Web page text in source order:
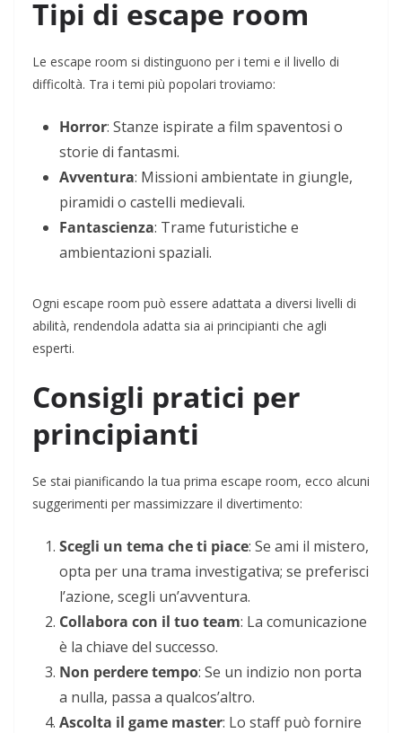
Tipi di escape room
Le escape room si distinguono per i temi e il livello di
difficoltà. Tra i temi più popolari troviamo:
Horror: Stanze ispirate a film spaventosi o
storie di fantasmi.
Avventura: Missioni ambientate in giungle,
piramidi o castelli medievali.
Fantascienza: Trame futuristiche e
ambientazioni spaziali.
Ogni escape room può essere adattata a diversi livelli di
abilità, rendendola adatta sia ai principianti che agli
esperti.
Consigli pratici per
principianti
Se stai pianificando la tua prima escape room, ecco alcuni
suggerimenti per massimizzare il divertimento:
Scegli un tema che ti piace: Se ami il mistero,
opta per una trama investigativa; se preferisci
l’azione, scegli un’avventura.
Collabora con il tuo team: La comunicazione
è la chiave del successo.
Non perdere tempo: Se un indizio non porta
a nulla, passa a qualcos’altro.
Ascolta il game master: Lo staff può fornire